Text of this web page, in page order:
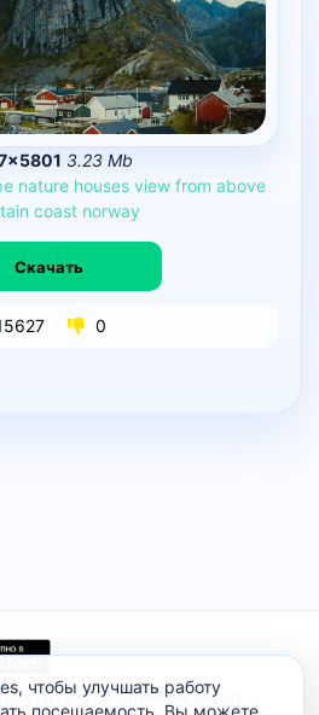
3.23 Mb
nature houses view from above
coast norway
Скачать
0
timeweb.cloud
чтобы улучшать работу
посещаемость. Вы можете